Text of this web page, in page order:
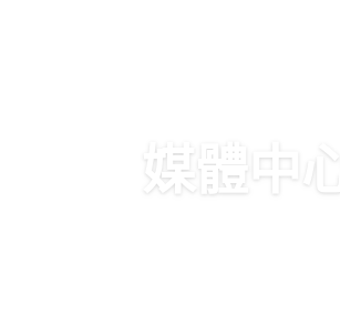
媒體中心